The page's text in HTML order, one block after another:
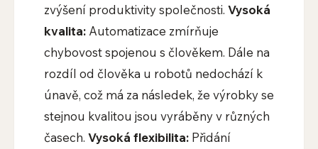
zvýšení produktivity společnosti. Vysoká
kvalita:Automatizace zmírňuje
chybovost spojenou s člověkem. Dále na
rozdíl od člověka u robotů nedochází k
únavě, což má za následek, že výrobky se
stejnou kvalitou jsou vyráběny v různých
časech. Vysoká flexibilita: Přidání